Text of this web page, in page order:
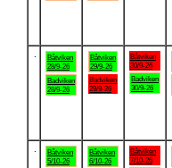
Båtviken
28/9-26
Badviken
28/9-26
Båtviken
29/9-26
Badviken
29/9-26
Båtviken
30/9-26
Badviken
30/9-26
Båtviken
5/10-26
Båtviken
6/10-26
Båtviken
7/10-26